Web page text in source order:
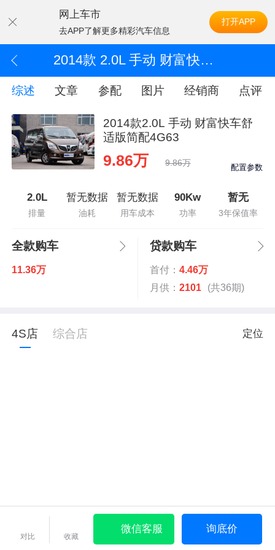
网上车市
去APP了解更多精彩汽车信息
打开APP
2014款 2.0L 手动 财富快车舒适版简配4G63
综述 文章 参配 图片 经销商 点评
2014款2.0L 手动 财富快车舒
适版简配4G63
9.86万 9.86万 配置参数
2.0L
排量
暂无数据
油耗
暂无数据
用车成本
90Kw
功率
暂无
3年保值率
全款购车
11.36万
贷款购车
首付： 4.46万
月供： 2101 (共36期)
4S店 综合店 定位
对比 收藏
微信客服 询底价